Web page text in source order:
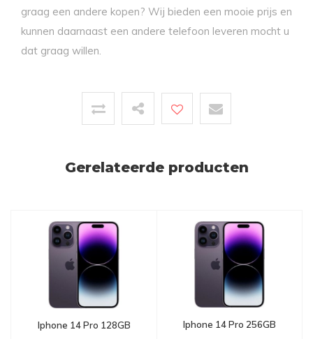
graag een andere kopen? Wij bieden een mooie prijs en
kunnen daarnaast een andere telefoon leveren mocht u
dat graag willen.
Gerelateerde producten
Iphone 14 Pro 128GB Iphone 14 Pro 256GB